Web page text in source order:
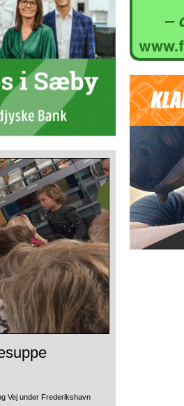
Vej under Frederikshavn